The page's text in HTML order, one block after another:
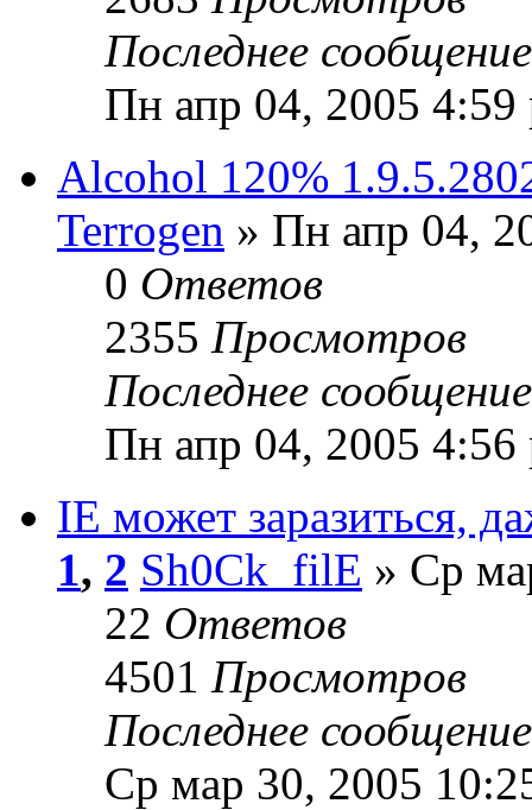
Последнее
Пн апр 04, 2005 4:59
Alcohol 120%
Terrogen » Пн апр 04,
0 Ответов
2355 Просмотров
Последнее
Пн апр 04, 2005 4:56
IE может заразиться,
1, 2 Sh0Ck_filE » Ср
22 Ответов
4501 Просмотров
Последнее
Ср мар 30, 2005